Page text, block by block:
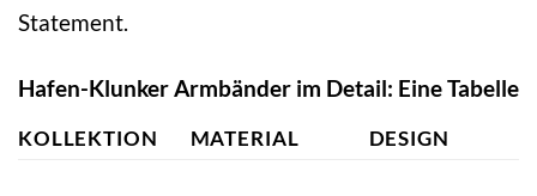
Statement.
Hafen-Klunker Armbänder im Detail: Eine Tabelle
KOLLEKTION MATERIAL DESIGN